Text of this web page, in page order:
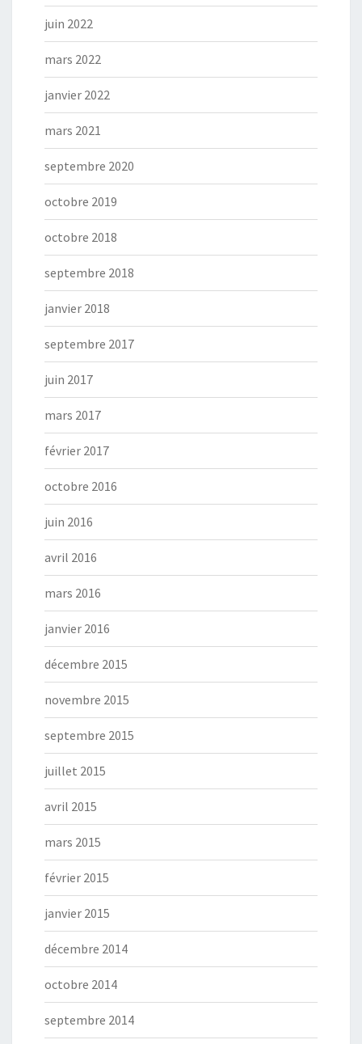
juin 2022
mars 2022
janvier 2022
mars 2021
septembre 2020
octobre 2019
octobre 2018
septembre 2018
janvier 2018
septembre 2017
juin 2017
mars 2017
février 2017
octobre 2016
juin 2016
avril 2016
mars 2016
janvier 2016
décembre 2015
novembre 2015
septembre 2015
juillet 2015
avril 2015
mars 2015
février 2015
janvier 2015
décembre 2014
octobre 2014
septembre 2014